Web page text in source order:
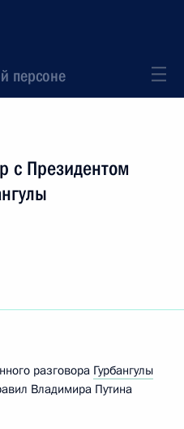
персоне
с Президентом
разговора Гурбангулы
Владимира Путина